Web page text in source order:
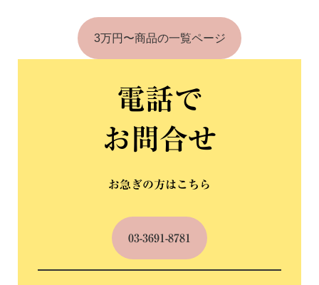
3万円〜商品の一覧ページ
電話で
お問合せ
お急ぎの方はこちら
03-3691-8781